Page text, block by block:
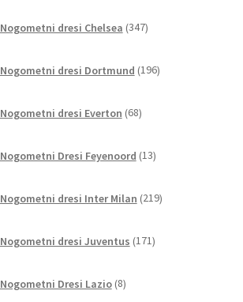
Nogometni dresi Chelsea 347izdelkov
Nogometni dresi Dortmund 196izdelkov
Nogometni dresi Everton 68izdelkov
Nogometni Dresi Feyenoord 13izdelkov
Nogometni dresi Inter Milan 219izdelkov
Nogometni dresi Juventus 171izdelkov
Nogometni Dresi Lazio 8izdelkov